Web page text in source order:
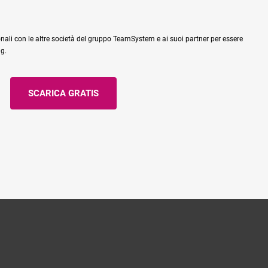
con le altre società del gruppo TeamSystem e ai suoi partner per essere